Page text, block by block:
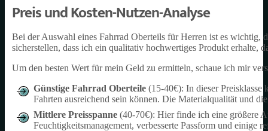
Preis und Kosten-Nutzen-Analyse
Bei der Auswahl eines Fahrrad Oberteils für Herren ist es wichtig,
sicherstellen, dass ich ein qualitativ hochwertiges Produkt erhalte,
Um den besten Wert für mein Geld zu ermitteln, schaue ich mir
Günstige Fahrrad Oberteile (15-40€): In dieser Preisklasse
Fahrten ausreichend sein können. Die Materialqualität und
Mittlere Preisspanne (40-70€): Hier finde ich eine größere
Feuchtigkeitsmanagement, verbesserte Passform und einige